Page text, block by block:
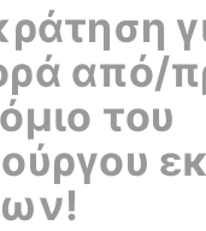
από/
του